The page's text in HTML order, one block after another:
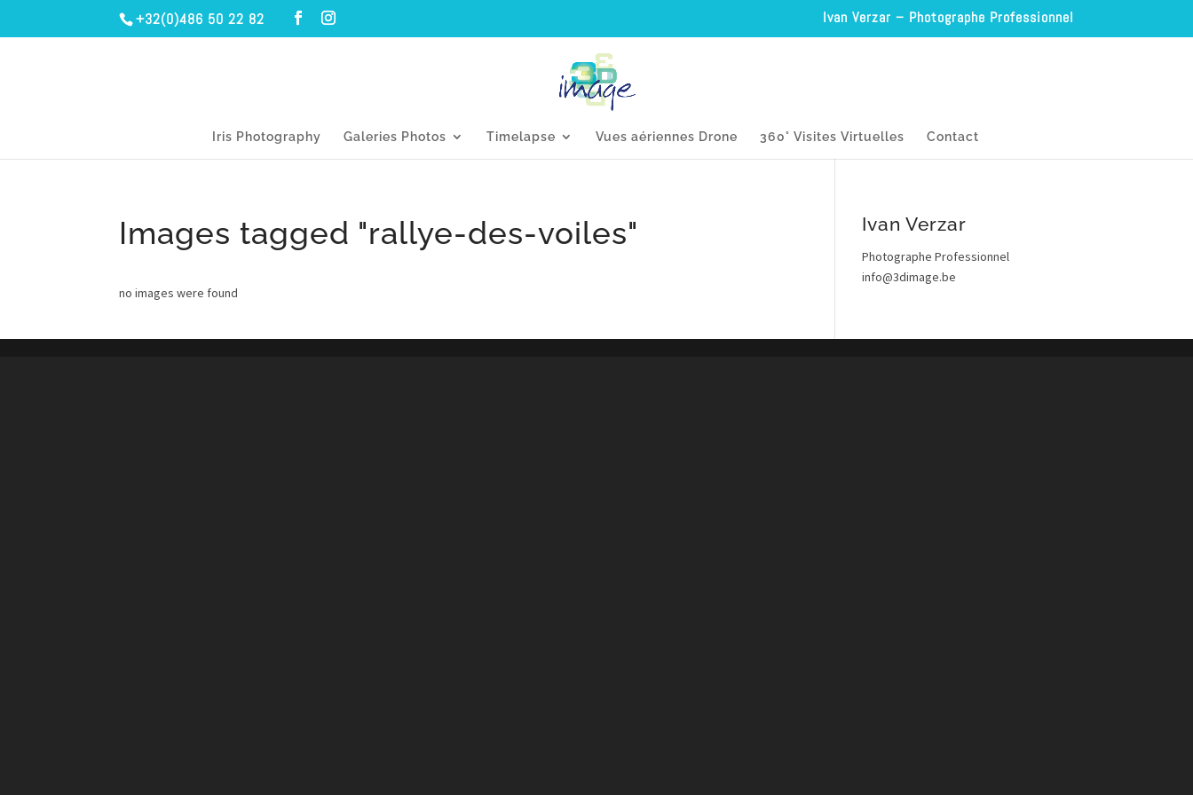
+32(0)486 50 22 82 Ivan Verzar – Photographe Professionnel
Iris Photography Galeries Photos Timelapse Vues aériennes Drone 360° Visites Virtuelles Contact
Images tagged "rallye-des-voiles"
no images were found
Ivan Verzar
Photographe Professionnel
info@3dimage.be